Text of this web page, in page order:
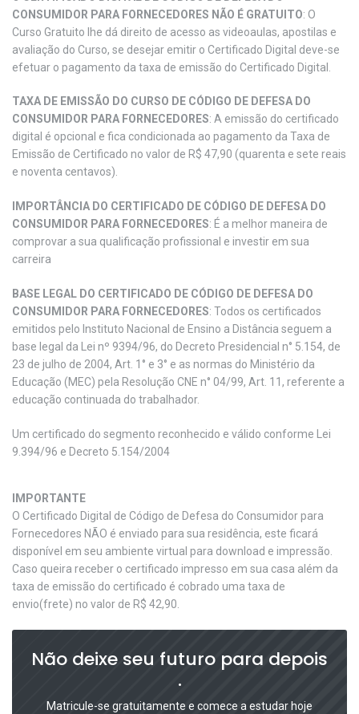
CONSUMIDOR PARA FORNECEDORES NÃO É GRATUITO: O
Curso Gratuito lhe dá direito de acesso as videoaulas, apostilas e
avaliação do Curso, se desejar emitir o Certificado Digital deve-se
efetuar o pagamento da taxa de emissão do Certificado Digital.
TAXA DE EMISSÃO DO CURSO DE CÓDIGO DE DEFESA DO
CONSUMIDOR PARA FORNECEDORES: A emissão do certificado
digital é opcional e fica condicionada ao pagamento da Taxa de
Emissão de Certificado no valor de R$ 47,90 (quarenta e sete reais
e noventa centavos).
IMPORTÂNCIA DO CERTIFICADO DE CÓDIGO DE DEFESA DO
CONSUMIDOR PARA FORNECEDORES: É a melhor maneira de
comprovar a sua qualificação profissional e investir em sua
carreira
BASE LEGAL DO CERTIFICADO DE CÓDIGO DE DEFESA DO
CONSUMIDOR PARA FORNECEDORES: Todos os certificados
emitidos pelo Instituto Nacional de Ensino a Distância seguem a
base legal da Lei nº 9394/96, do Decreto Presidencial n° 5.154, de
23 de julho de 2004, Art. 1° e 3° e as normas do Ministério da
Educação (MEC) pela Resolução CNE n° 04/99, Art. 11, referente a
educação continuada do trabalhador.
Um certificado do segmento reconhecido e válido conforme Lei
9.394/96 e Decreto 5.154/2004
IMPORTANTE
O Certificado Digital de Código de Defesa do Consumidor para
Fornecedores NÃO é enviado para sua residência, este ficará
disponível em seu ambiente virtual para download e impressão.
Caso queira receber o certificado impresso em sua casa além da
taxa de emissão do certificado é cobrado uma taxa de
envio(frete) no valor de R$ 42,90.
Não deixe seu futuro para depois
.
Matricule-se gratuitamente e comece a estudar hoje